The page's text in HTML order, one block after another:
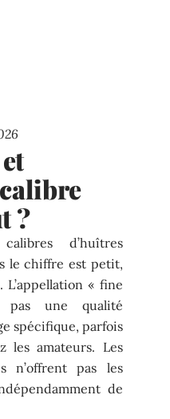
?
d’huîtres
le chiffre est petit,
« fine
une qualité
spécifique, parfois
les amateurs. Les
n’offrent pas les
de